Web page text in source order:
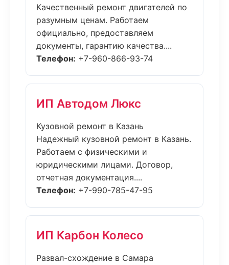
Качественный ремонт двигателей по
разумным ценам. Работаем
официально, предоставляем
документы, гарантию качества....
Телефон: +7-960-866-93-74
ИП Автодом Люкс
Кузовной ремонт в Казань
Надежный кузовной ремонт в Казань.
Работаем с физическими и
юридическими лицами. Договор,
отчетная документация....
Телефон: +7-990-785-47-95
ИП Карбон Колесо
Развал-схождение в Самара